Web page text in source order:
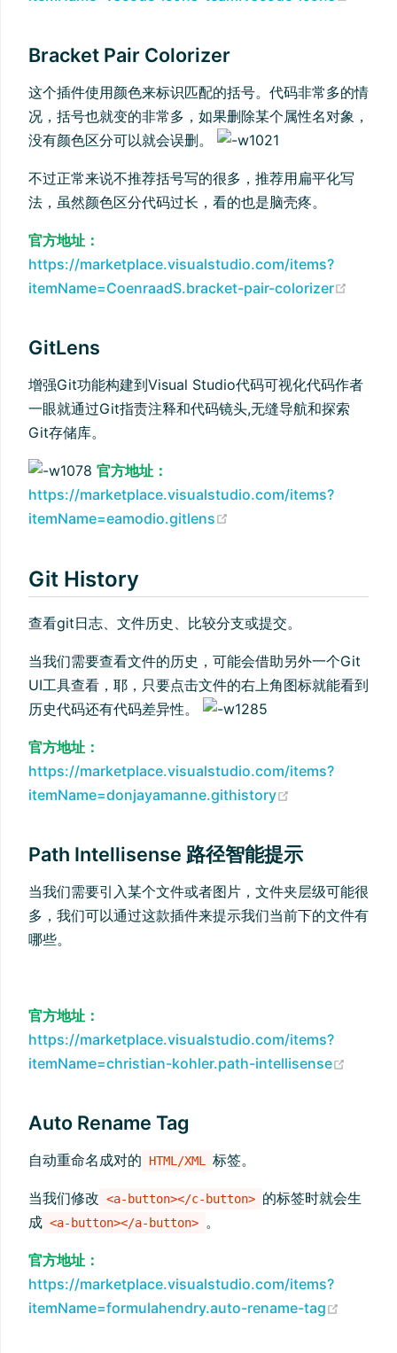
Bracket Pair Colorizer
这个插件使用颜色来标识匹配的括号。代码非常多的情
况，括号也就变的非常多，如果删除某个属性名对象，
没有颜色区分可以就会误删。
不过正常来说不推荐括号写的很多，推荐用扁平化写
法，虽然颜色区分代码过长，看的也是脑壳疼。
官方地址：
https://marketplace.visualstudio.com/items?
itemName=CoenraadS.bracket-pair-colorizer
GitLens
增强Git功能构建到Visual Studio代码可视化代码作者
一眼就通过Git指责注释和代码镜头,无缝导航和探索
Git存储库。
官方地址：
https://marketplace.visualstudio.com/items?
itemName=eamodio.gitlens
Git History
查看git日志、文件历史、比较分支或提交。
当我们需要查看文件的历史，可能会借助另外一个Git
UI工具查看，耶，只要点击文件的右上角图标就能看到
历史代码还有代码差异性。
官方地址：
https://marketplace.visualstudio.com/items?
itemName=donjayamanne.githistory
Path Intellisense 路径智能提示
当我们需要引入某个文件或者图片，文件夹层级可能很
多，我们可以通过这款插件来提示我们当前下的文件有
哪些。
官方地址：
https://marketplace.visualstudio.com/items?
itemName=christian-kohler.path-intellisense
Auto Rename Tag
自动重命名成对的 HTML/XML 标签。
当我们修改 <a-button></c-button> 的标签时就会生
成 <a-button></a-button> 。
官方地址：
https://marketplace.visualstudio.com/items?
itemName=formulahendry.auto-rename-tag